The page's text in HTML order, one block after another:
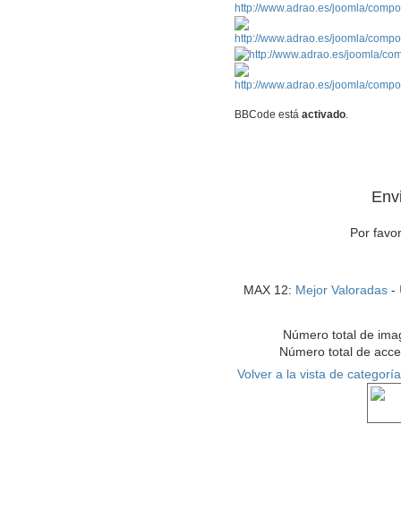
BBCode estáactivado.
Por
MAX 12: Mejor Valoradas-
Número total de
Número total de
Volver a la vista de categoría